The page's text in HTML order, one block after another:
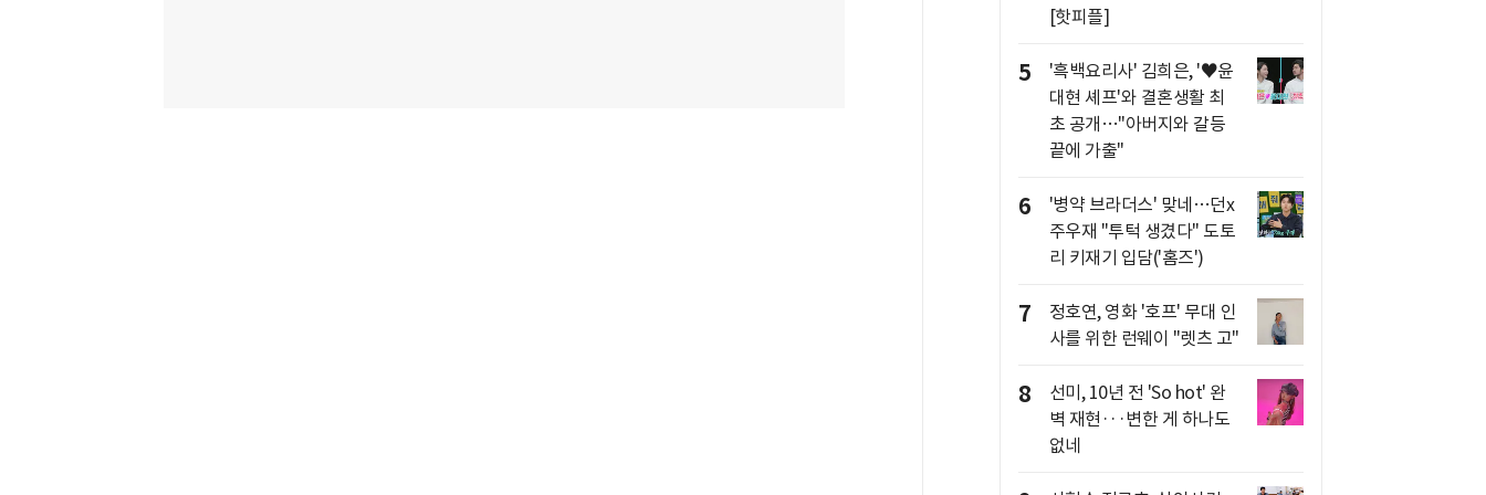
[핫피플]
5
'흑백요리사' 김희은, '♥윤
대현 셰프'와 결혼생활 최
초 공개…"아버지와 갈등
끝에 가출"
6
'병약 브라더스' 맞네…던x
주우재 "투턱 생겼다" 도토
리 키재기 입담('홈즈')
7
정호연, 영화 '호프' 무대 인
사를 위한 런웨이 "렛츠 고"
8
선미, 10년 전 'So hot' 완
벽 재현···변한 게 하나도
없네